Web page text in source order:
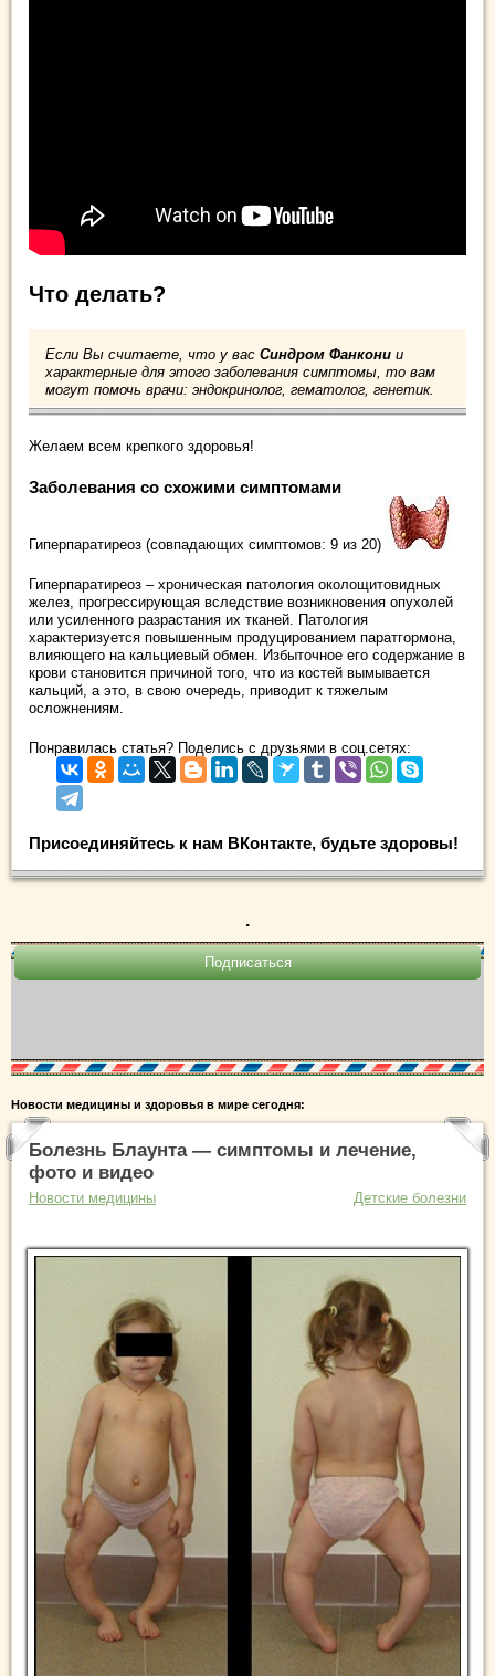
Что делать?
Если Вы считаете, что у вас Синдром Фанкони и
характерные для этого заболевания симптомы, то вам
могут помочь врачи: эндокринолог, гематолог, генетик.
Желаем всем крепкого здоровья!
Заболевания со схожими симптомами
Гиперпаратиреоз (совпадающих симптомов: 9 из 20)
Гиперпаратиреоз – хроническая патология околощитовидных
желез, прогрессирующая вследствие возникновения опухолей
или усиленного разрастания их тканей. Патология
характеризуется повышенным продуцированием паратгормона,
влияющего на кальциевый обмен. Избыточное его содержание в
крови становится причиной того, что из костей вымывается
кальций, а это, в свою очередь, приводит к тяжелым
осложнениям.
Понравилась статья? Поделись с друзьями в соц.сетях:
Присоединяйтесь к нам ВКонтакте, будьте здоровы!
.
Новости медицины и здоровья в мире сегодня:
Болезнь Блаунта — симптомы и лечение,
фото и видео
Новости медицины Детские болезни